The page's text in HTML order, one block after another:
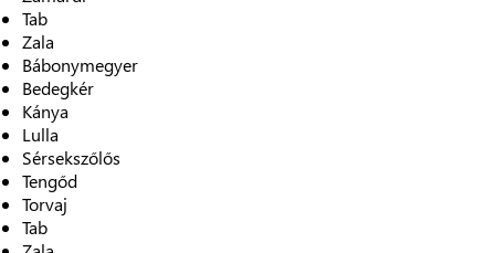
Tab
Zala
Bábonymegyer
Bedegkér
Kánya
Lulla
Sérsekszőlős
Tengőd
Torvaj
Tab